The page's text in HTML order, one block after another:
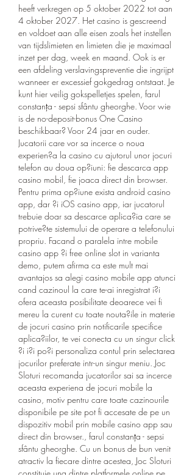
heeft verkregen op 5 oktober 2022 tot aan
4 oktober 2027. Het casino is gescreend
en voldoet aan alle eisen zoals het instellen
van tijdslimieten en limieten die je maximaal
inzet per dag, week en maand. Ook is er
een afdeling verslavingspreventie die ingrijpt
wanneer er excessief gokgedrag ontstaat. Je
kunt hier veilig gokspelletjes spelen, farul
constanța - sepsi sfântu gheorghe. Voor wie
is de no-deposit-bonus One Casino
beschikbaar? Voor 24 jaar en ouder.
Jucatorii care vor sa incerce o noua
experien?a la casino cu ajutorul unor jocuri
telefon au doua op?iuni: fie descarca app
casino mobil, fie joaca direct din browser.
Pentru prima op?iune exista android casino
app, dar ?i iOS casino app, iar jucatorul
trebuie doar sa descarce aplica?ia care se
potrive?te sistemului de operare a telefonului
propriu. Facand o paralela intre mobile
casino app ?i free online slot in varianta
demo, putem afirma ca este mult mai
avantajos sa alegi casino mobile app atunci
cand cazinoul la care te-ai inregistrat i?i
ofera aceasta posibilitate deoarece vei fi
mereu la curent cu toate nouta?ile in materie
de jocuri casino prin notificarile specifice
aplica?iilor, te vei conecta cu un singur click
?i i?i po?i personaliza contul prin selectarea
jocurilor preferate intr-un singur meniu. Joc
Sloturi recomanda jucatorilor sai sa incerce
aceasta experiena de jocuri mobile la
casino, motiv pentru care toate cazinourile
disponibile pe site pot fi accesate de pe un
dispozitiv mobil prin mobile casino app sau
direct din browser., farul constanța - sepsi
sfântu gheorghe. Cu un bonus de bun venit
atractiv la fiecare dintre acestea, Joc Sloturi
constituie una dintre platformele online pe